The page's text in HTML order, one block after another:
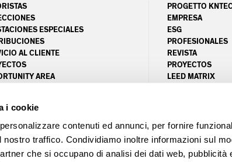
i cookie
contenuti ed annunci, per fornire
nostro traffico. Condividiamo inoltre informazioni sul
che si occupano di analisi dei dati web, pubblicità
ESPECIALES
AL CLIENTE
AREA
PROGETTO
EMPRESA
ESG
PROFESIONALES
REVISTA
PROYECTOS
LEED MATRIX
imprese di Pordenone N. 00407160936 - REA N. PN - 28955